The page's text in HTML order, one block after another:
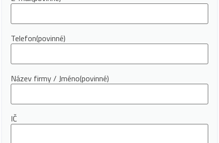
Telefon(povinné)
Název firmy / Jméno(povinné)
IČ